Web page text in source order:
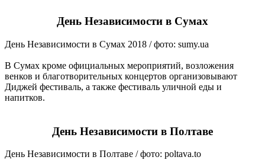
День Независимости в Сумах
День Независимости в Сумах 2018 / фото: sumy.ua
В Сумах кроме официальных мероприятий, возложения
венков и благотворительных концертов организовывают
Диджей фестиваль, а также фестиваль уличной еды и
напитков.
День Независимости в Полтаве
День Независимости в Полтаве / фото: poltava.to